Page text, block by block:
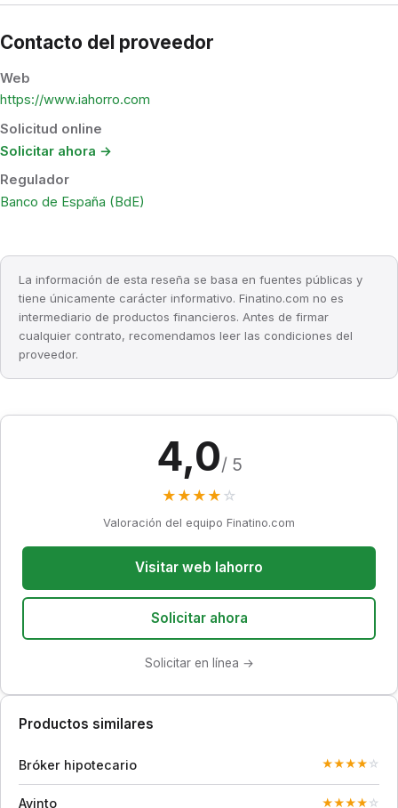
Contacto del proveedor
Web
https://www.iahorro.com
Solicitud online
Solicitar ahora →
Regulador
Banco de España (BdE)
La información de esta reseña se basa en fuentes públicas y
tiene únicamente carácter informativo. Finatino.com no es
intermediario de productos financieros. Antes de firmar
cualquier contrato, recomendamos leer las condiciones del
proveedor.
4,0/ 5
★ ★ ★ ★ ☆
Valoración del equipo Finatino.com
Visitar web Iahorro
Solicitar ahora
Solicitar en línea →
Productos similares
Bróker hipotecario ★★★★ ☆
Avinto ★★★★ ☆